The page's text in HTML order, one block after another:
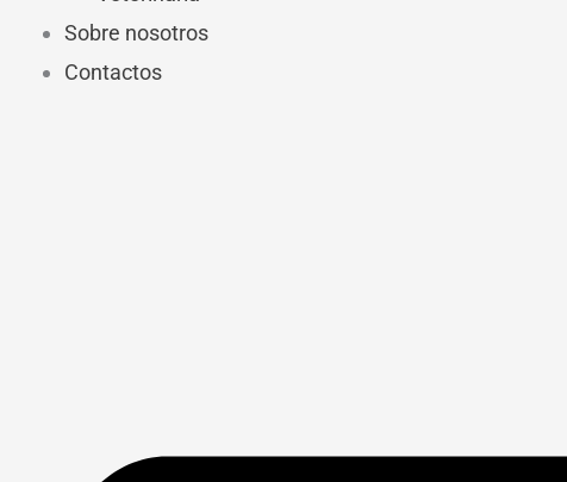
Sobre nosotros
Contactos